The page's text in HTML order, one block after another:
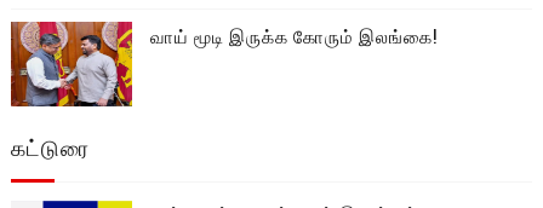
வாய் மூடி இருக்க கோரும் இலங்கை!
கட்டுரை